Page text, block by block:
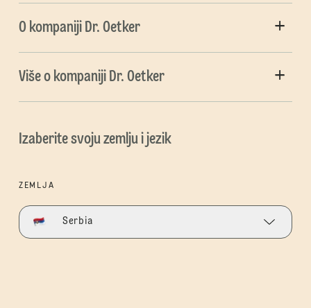
O kompaniji Dr. Oetker
Više o kompaniji Dr. Oetker
Izaberite svoju zemlju i jezik
ZEMLJA
Serbia